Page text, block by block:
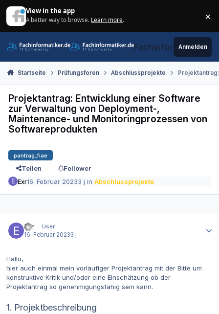
View in the app
A better way to browse. Learn more. ×
Fachinformatiker.de
Anmelden
Startseite Prüfungsforen Abschlussprojekte
Projektantrag: Entwicklung einer Software
zur Verwaltung von Deployment-,
Maintenance- und Monitoringprozessen von
Softwareprodukten
pantrag_fiae
Teilen
Follower
Exr16. Februar 20233 j inAbschlussprojekte
Exr
User
16. Februar 20233 j
Hallo,
hier auch einmal mein vorläufiger Projektantrag mit der Bitte um
konstruktive Kritik und/oder eine Einschätzung ob der
Projektantrag so genehmigungsfähig sein kann.
1. Projektbeschreibung